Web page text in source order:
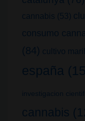
cannabis (53)
consumo
(84) cultivo
españa
investigacion
cannabis